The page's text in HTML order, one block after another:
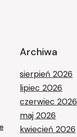
Archiwa
sierpień 2026
lipiec 2026
czerwiec 2026
maj 2026
kwiecień 2026